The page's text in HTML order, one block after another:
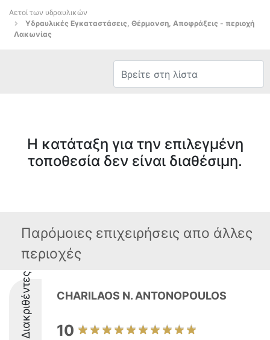
Αετοί των υδραυλικών
Υδραυλικές Εγκαταστάσεις, Θέρμανση, Αποφράξεις - περιοχή
Λακωνίας
Η κατάταξη για την επιλεγμένη
τοποθεσία δεν είναι διαθέσιμη.
Παρόμοιες επιχειρήσεις απο άλλες
περιοχές
Διακριθέντες CHARILAOS N. ANTONOPOULOS
10